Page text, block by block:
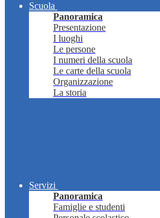
Scuola
Panoramica
Presentazione
I luoghi
Le persone
I numeri della scuola
Le carte della scuola
Organizzazione
La storia
Servizi
Panoramica
Famiglie e studenti